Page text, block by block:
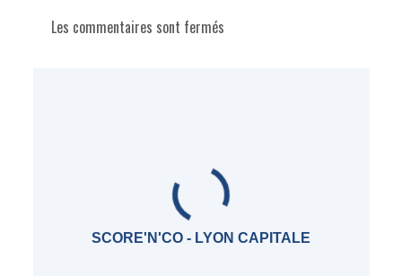
Les commentaires sont fermés
SCORE'N'CO - LYON CAPITALE